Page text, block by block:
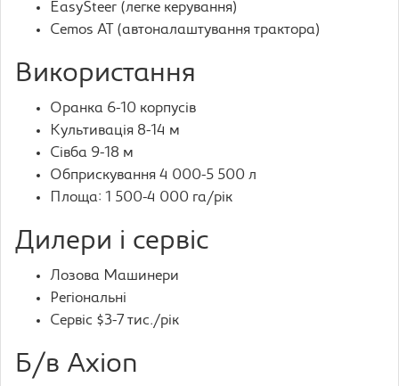
EasySteer (легке керування)
Cemos AT (автоналаштування трактора)
Використання
Оранка 6-10 корпусів
Культивація 8-14 м
Сівба 9-18 м
Обприскування 4 000-5 500 л
Площа: 1 500-4 000 га/рік
Дилери і сервіс
Лозова Машинери
Регіональні
Сервіс $3-7 тис./рік
Б/в Axion